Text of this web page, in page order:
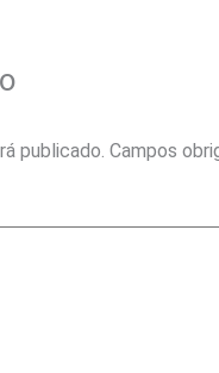
publicado. Campos